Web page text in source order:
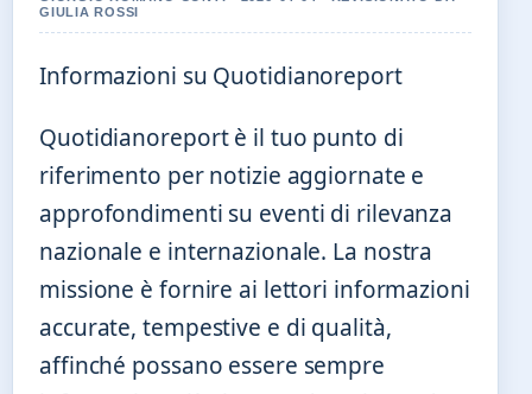
GIULIA ROSSI
Informazioni su Quotidianoreport
Quotidianoreport è il tuo punto di
riferimento per notizie aggiornate e
approfondimenti su eventi di rilevanza
nazionale e internazionale. La nostra
missione è fornire ai lettori informazioni
accurate, tempestive e di qualità,
affinché possano essere sempre